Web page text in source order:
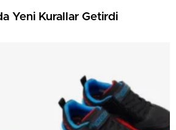
Yeni Kurallar Getirdi